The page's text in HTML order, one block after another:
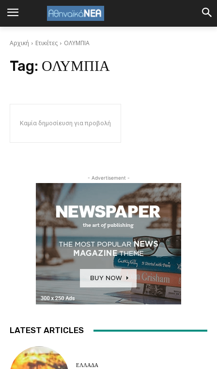
Αρχική Ετικέτες ΟΛΥΜΠΙΑ
Tag: ΟΛΥΜΠΙΑ
Καμία δημοσίευση για προβολή
- Advertisement -
LATEST ARTICLES
ΕΛΛΑΔΑ